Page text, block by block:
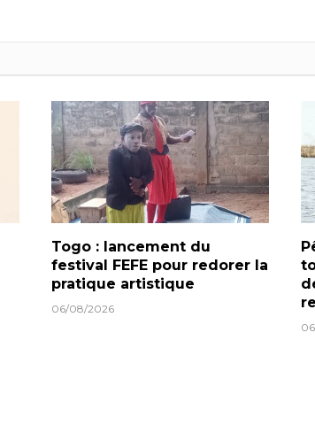
Togo : lancement du
festival FEFE pour redorer la
pratique artistique
06/08/2026